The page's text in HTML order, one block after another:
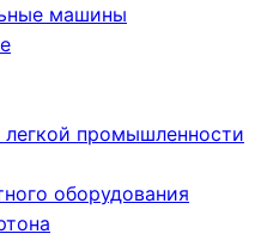
машины
промышленности
оборудования